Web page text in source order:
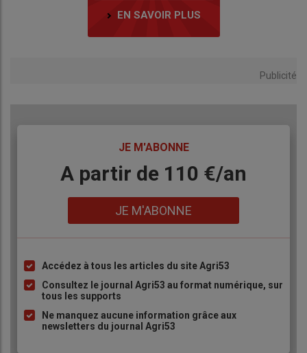
EN SAVOIR PLUS
Publicité
JE M'ABONNE
BodyA partir de 110 €/an
JE M'ABONNE
Liste
à
puce
Accédez à tous les articles du site Agri53
Consultez le journal Agri53 au format numérique, sur
tous les supports
Ne manquez aucune information grâce aux
newsletters du journal Agri53